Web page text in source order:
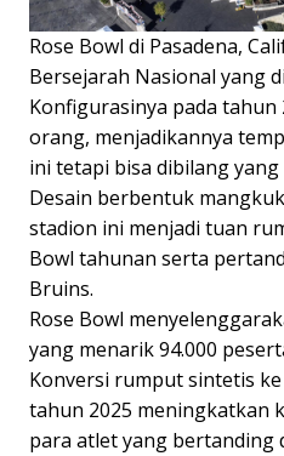
Rose Bowl di Pasadena,
Bersejarah Nasional yang
Konfigurasinya pada tahun
orang, menjadikannya
ini tetapi bisa dibilang
Desain berbentuk
stadion ini menjadi tuan
Bowl tahunan serta
Bruins.
Rose Bowl
yang menarik 94.000
Konversi rumput sintetis
tahun 2025 meningkatkan
para atlet yang bertanding